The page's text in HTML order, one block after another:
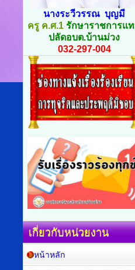
นางระวีวรรณ บุญมี
ครู ค.ศ.1 รักษาราชการแ
ปลัดอบต.บ้านม่วง
032-297-004
เกี่ยวกับหน่วยงาน
หน้าหลัก